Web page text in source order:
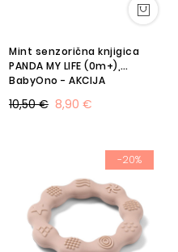
Mint senzorična knjigica
PANDA MY LIFE (0m+),
BabyOno - AKCIJA
8,90 €
10,50 €
-20%